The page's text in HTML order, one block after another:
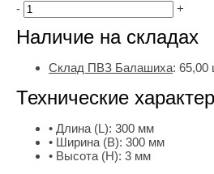
- +
Наличие на складах
Склад ПВЗ Балашиха: 65,00
Технические
• Длина (L): 300 мм
• Ширина (B): 300 мм
• Высота (H): 3 мм